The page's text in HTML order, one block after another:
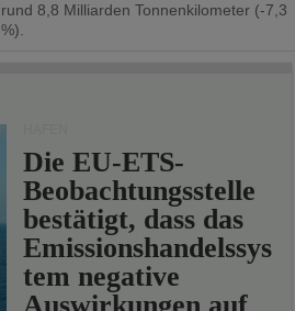
rund 8,8 Milliarden Tonnenkilometer (-7,3
%).
Die EU-ETS-
Beobachtungsstelle
bestätigt, dass das
Emissionshandelssys
tem negative